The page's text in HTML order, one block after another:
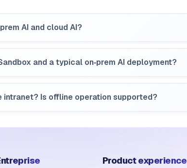
AI and cloud AI?
and a typical on‑prem AI deployment?
Is offline operation supported?
Product experience